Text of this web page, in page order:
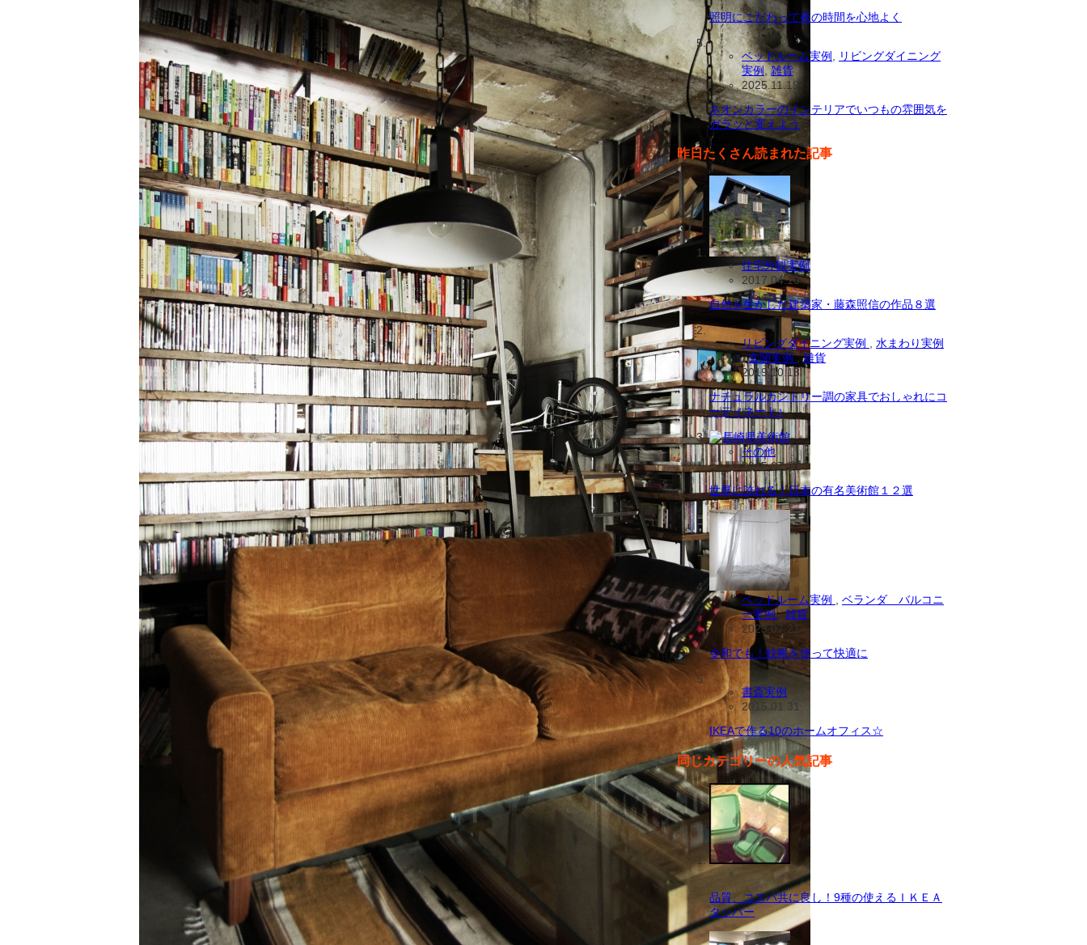
照明にこだわって夜の時間を心地よく
ベッドルーム実例
リビングダイニング
実例 ,雑貨
2025.11.19
ネオンカラーのインテリアでいつもの雰囲気を
ガラッと変えよう
昨日たくさん読まれた記事
住宅外観実例
2017.04.10
自然を生かした建築家・藤森照信の作品８選
リビングダイニング実例 , 水まわり実例
,玄関実例,雑貨
2019.10.18
ナチュラルカントリー調の家具でおしゃれにコ
ーディネート♪
その他
2015.07.25
世界に誇れる！日本の有名美術館１２選
ベッドルーム実例 , ベランダ バルコニ
ー実例,雑貨
2023.07.21
令和でも！蚊帳を使って快適に
書斎実例
2015.01.31
IKEAで作る10のホームオフィス☆
同じカテゴリーの人気記事
品質、コスパ共に良し！9種の使えるＩＫＥＡ
タッパー